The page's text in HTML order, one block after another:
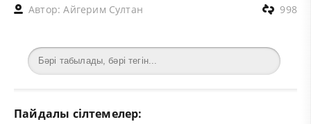
Автор:Айгерим Султан 998
Пайдалы сілтемелер: